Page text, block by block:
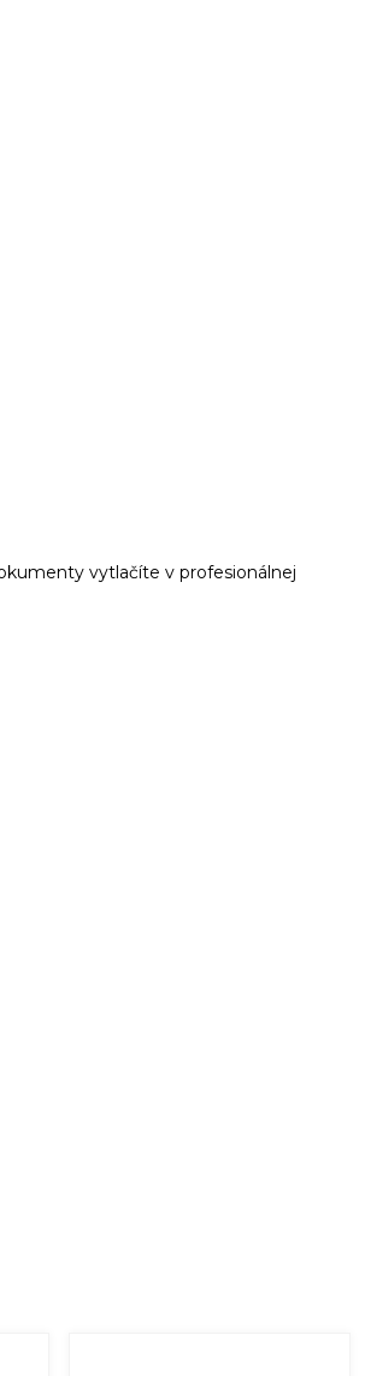
vytlačíte v profesionálnej